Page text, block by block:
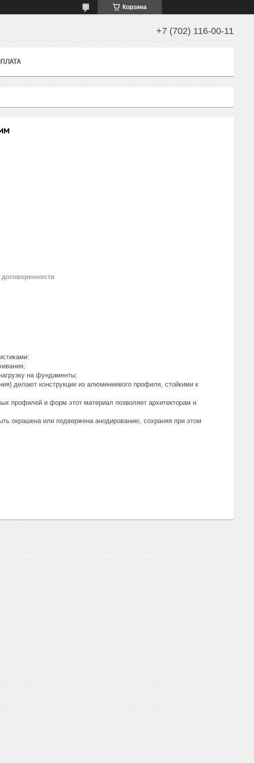
Корзина
+7 (702) 116-00-11
договоренности
на фундаменты;
делают конструкции из алюминиевого профиля, стойкими к
профилей и форм этот материал позволяет архитекторам и
окрашена или подвержена анодированию, сохраняя при этом